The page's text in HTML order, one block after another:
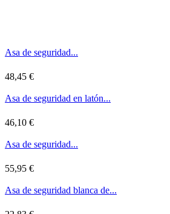
Asa de seguridad...
48,45 €
Asa de seguridad en latón...
46,10 €
Asa de seguridad...
55,95 €
Asa de seguridad blanca de...